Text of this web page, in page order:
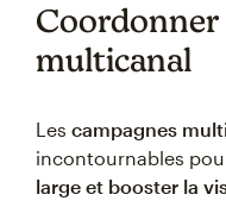
Coordonner
multicanal
Les campagnes
incontournables
large et booster la